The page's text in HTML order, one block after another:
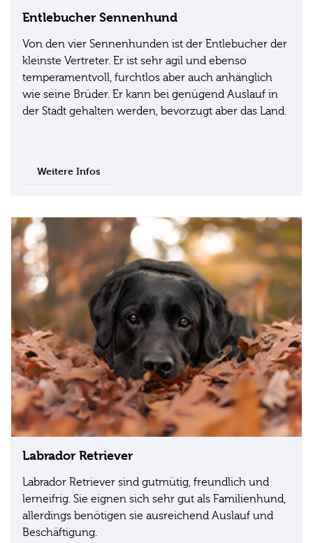
Entlebucher Sennenhund
Von den vier Sennenhunden ist der Entlebucher der
kleinste Vertreter. Er ist sehr agil und ebenso
temperamentvoll, furchtlos aber auch anhänglich
wie seine Brüder. Er kann bei genügend Auslauf in
der Stadt gehalten werden, bevorzugt aber das Land.
Weitere Infos
Labrador Retriever
Labrador Retriever sind gutmütig, freundlich und
lerneifrig. Sie eignen sich sehr gut als Familienhund,
allerdings benötigen sie ausreichend Auslauf und
Beschäftigung.